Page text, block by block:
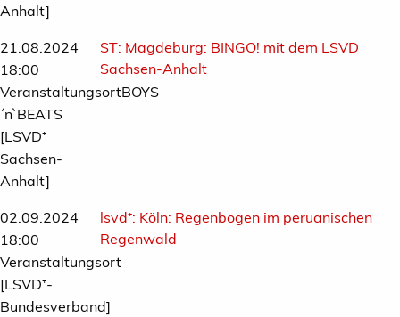
Anhalt]
21.08.2024
18:00
VeranstaltungsortBOYS
´n`BEATS
[LSVD⁺
Sachsen-
Anhalt]
ST: Magdeburg: BINGO! mit dem LSVD
Sachsen-Anhalt
02.09.2024
18:00
Veranstaltungsort
[LSVD⁺-
Bundesverband]
lsvd⁺: Köln: Regenbogen im peruanischen
Regenwald